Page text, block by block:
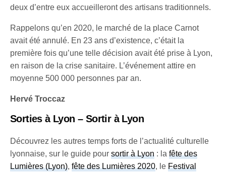
deux d’entre eux accueilleront des artisans traditionnels.
Rappelons qu’en 2020, le marché de la place Carnot
avait été annulé. En 23 ans d’existence, c’était la
première fois qu’une telle décision avait été prise à Lyon,
en raison de la crise sanitaire. L’événement attire en
moyenne 500 000 personnes par an.
Hervé Troccaz
Sorties à Lyon – Sortir à Lyon
Découvrez les autres temps forts de l’actualité culturelle
lyonnaise, sur le guide poursortir à Lyon : lafête des
Lumières (Lyon),fête des Lumières 2020, leFestival